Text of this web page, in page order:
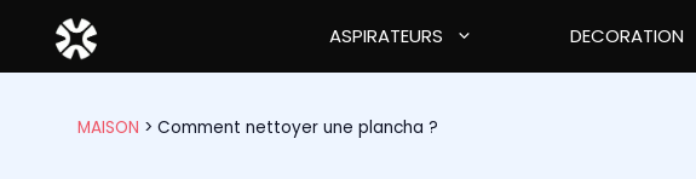
contenu
ASPIRATEURS DECORATION
MAISON > Comment nettoyer une plancha ?